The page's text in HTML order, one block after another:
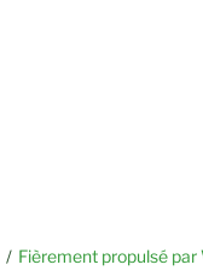
Fièrement propulsé par